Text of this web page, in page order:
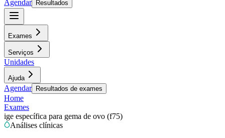
Agendar
Resultados
Exames
Serviços
Unidades
Ajuda
Agendar Resultados de exames
Home
Exames
ige específica para gema de ovo (f75)
Análises clínicas